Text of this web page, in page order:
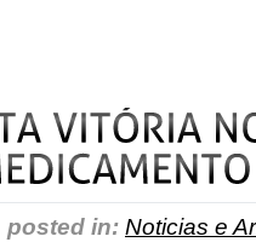
posted in: Noticias e